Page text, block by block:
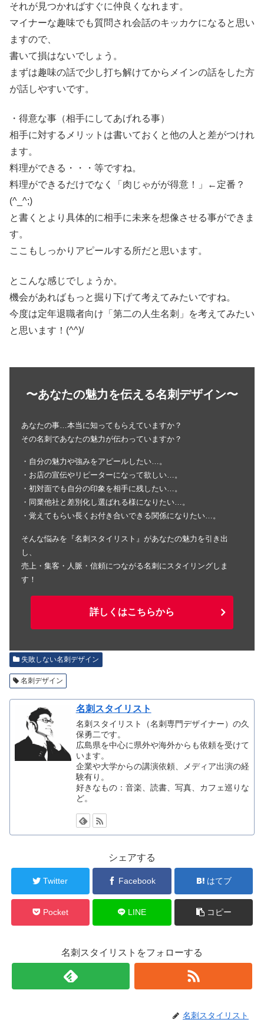
それが見つかればすぐに仲良くなれます。
マイナーな趣味でも質問され会話のキッカケになると思い
ますので、
書いて損はないでしょう。
まずは趣味の話で少し打ち解けてからメインの話をした方
が話しやすいです。
・得意な事（相手にしてあげれる事）
相手に対するメリットは書いておくと他の人と差がつけれ
ます。
料理ができる・・・等ですね。
料理ができるだけでなく「肉じゃがが得意！」←定番？
(^_^;)
と書くとより具体的に相手に未来を想像させる事ができま
す。
ここもしっかりアピールする所だと思います。
とこんな感じでしょうか。
機会があればもっと掘り下げて考えてみたいですね。
今度は定年退職者向け「第二の人生名刺」を考えてみたい
と思います！(^^)/
〜あなたの魅力を伝える名刺デザイン〜
あなたの事…本当に知ってもらえていますか？
その名刺であなたの魅力が伝わっていますか？
・自分の魅力や強みをアピールしたい…。
・お店の宣伝やリピーターになって欲しい…。
・初対面でも自分の印象を相手に残したい…。
・同業他社と差別化し選ばれる様になりたい…。
・覚えてもらい長くお付き合いできる関係になりたい…。
そんな悩みを『名刺スタイリスト』があなたの魅力を引き出
し、
売上・集客・人脈・信頼につながる名刺にスタイリングしま
す！
詳しくはこちらから
失敗しない名刺デザイン
名刺デザイン
名刺スタイリスト
名刺スタイリスト（名刺専門デザイナー）の久
保勇二です。
広島県を中心に県外や海外からも依頼を受けて
います。
企業や大学からの講演依頼、メディア出演の経
験有り。
好きなもの：音楽、読書、写真、カフェ巡りな
ど。
シェアする
Twitter Facebook はてブ
Pocket LINE コピー
名刺スタイリストをフォローする
名刺スタイリスト